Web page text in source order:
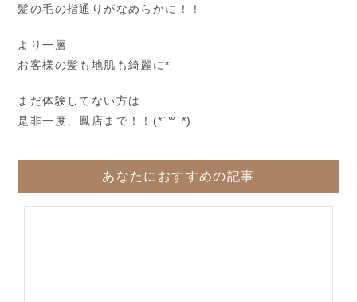
髪の毛の指通りがなめらかに！！
より一層
お客様の髪も地肌も綺麗に*
まだ体験してない方は
是非一度、鳳店まで！！(*´꒳`*)
あなたにおすすめの記事